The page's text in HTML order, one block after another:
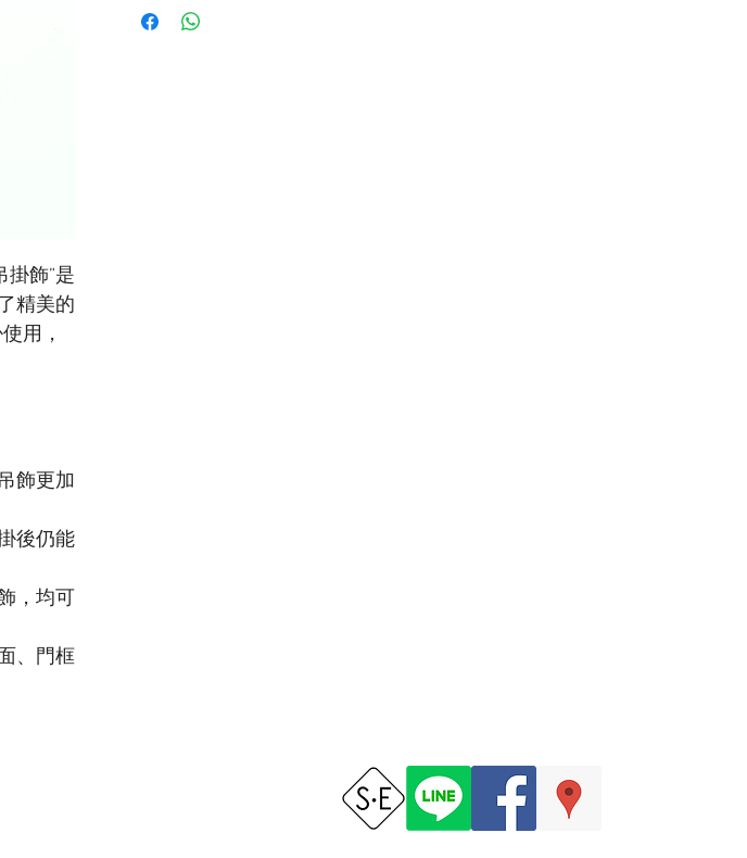
掛飾”是
精美的
用，
飾更加
後仍能
，均可
、門框